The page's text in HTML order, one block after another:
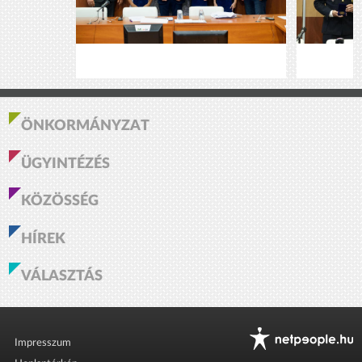
ÖNKORMÁNYZAT
ÜGYINTÉZÉS
KÖZÖSSÉG
HÍREK
VÁLASZTÁS
Impresszum